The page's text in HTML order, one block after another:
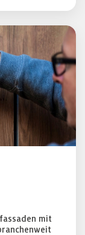
mit